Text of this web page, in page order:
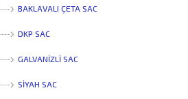
BAKLAVALI ÇETA SAC
DKP SAC
GALVANIZLI SAC
SIYAH SAC